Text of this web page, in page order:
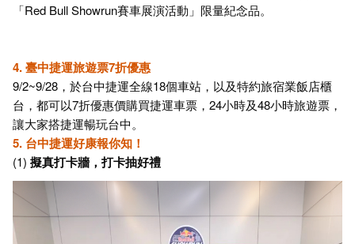
「Red Bull Showrun賽車展演活動」限量紀念品。
4. 臺中捷運旅遊票7折優惠
9/2~9/28，於台中捷運全線18個車站，以及特約旅宿業飯店櫃
台，都可以7折優惠價購買捷運車票，24小時及48小時旅遊票，
讓大家搭捷運暢玩台中。
5. 台中捷運好康報你知！
(1) 擬真打卡牆，打卡抽好禮